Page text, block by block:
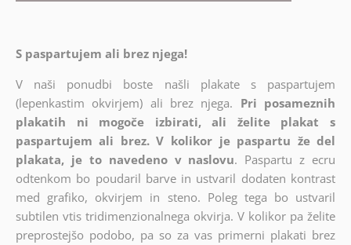
S paspartujem ali brez njega!
V naši ponudbi boste našli plakate s paspartujem
(lepenkastim okvirjem) ali brez njega. Pri posameznih
plakatih ni mogoče izbirati, ali želite plakat s
paspartujem ali brez. V kolikor je paspartu že del
plakata, je to navedeno v naslovu. Paspartu z ecru
odtenkom bo poudaril barve in ustvaril dodaten kontrast
med grafiko, okvirjem in steno. Poleg tega bo ustvaril
subtilen vtis tridimenzionalnega okvirja. V kolikor pa želite
preprostejšo podobo, pa so za vas primerni plakati brez